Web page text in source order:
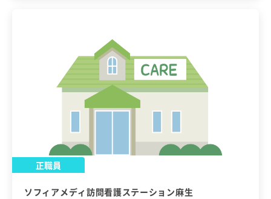
正職員
ソフィアメディ訪問看護ステーション麻生